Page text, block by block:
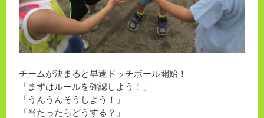
チームが決まると早速ドッチボール開始！
「まずはルールを確認しよう！」
「うんうんそうしよう！」
「当たったらどうする？」